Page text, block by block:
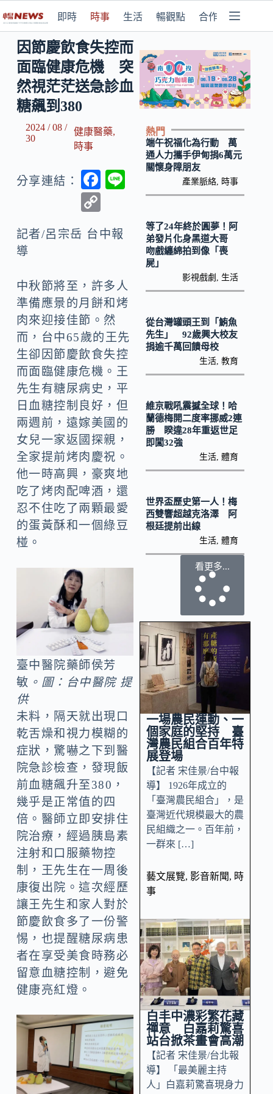
即時 時事 生活 暢觀點 合作媒體
因節慶飲食失控而
面臨健康危機 突
然視茫茫送急診血
糖飆到380
2024 / 08 /
30
健康醫藥,
時事
分享連結：
F
b
o
k
p
Li
n
k
記者/呂宗岳 台中報
導
中秋節將至，許多人
準備應景的月餅和烤
肉來迎接佳節。然
而，台中65歲的王先
生卻因節慶飲食失控
而面臨健康危機。王
先生有糖尿病史，平
日血糖控制良好，但
兩週前，遠嫁美國的
女兒一家返國探親，
全家提前烤肉慶祝。
他一時高興，豪爽地
吃了烤肉配啤酒，還
忍不住吃了兩顆最愛
的蛋黃酥和一個綠豆
椪。
臺中醫院藥師侯芳
敏 。圖：台中醫院 提
供
未料，隔天就出現口
乾舌燥和視力模糊的
症狀，驚嚇之下到醫
院急診檢查，發現飯
前血糖飆升至380，
幾乎是正常值的四
倍。醫師立即安排住
院治療，經過胰島素
注射和口服藥物控
制，王先生在一周後
康復出院。這次經歷
讓王先生和家人對於
節慶飲食多了一份警
惕，也提醒糖尿病患
者在享受美食時務必
留意血糖控制，避免
健康亮紅燈。
熱門
端午祝福化為行動 萬
通人力攜手伊甸捐6萬元
關懷身障朋友
產業脈絡 時事
等了24年終於圓夢！阿
弟發片化身黑道大哥
吻戲纏綿拍到像「喪
屍」
影視戲劇 生活
從台灣罐頭王到「鮪魚
先生」 92歲興大校友
捐逾千萬回饋母校
生活 ,教育
維京戰吼震撼全球！哈
蘭德梅開二度率挪威2連
勝 睽違28年重返世足
即闖32強
生活 ,體育
世界盃歷史第一人！梅
西雙響超越克洛澤 阿
根廷提前出線
生活 ,體育
看更多...
一場農民運動、一
個家庭的堅持 臺
灣農民組合百年特
展登場
【記者 宋佳景/台中報
導】 1926年成立的
「臺灣農民組合」，是
臺灣近代規模最大的農
民組織之一。百年前，
一群來 […]
藝文展覽, 影音新聞, 時
事
白丰中濃彩繁花藏
禪意 白嘉莉驚喜
站台掀茶畫會高潮
【記者 宋佳景/台北報
導】 「最美麗主持
人」白嘉莉驚喜現身力